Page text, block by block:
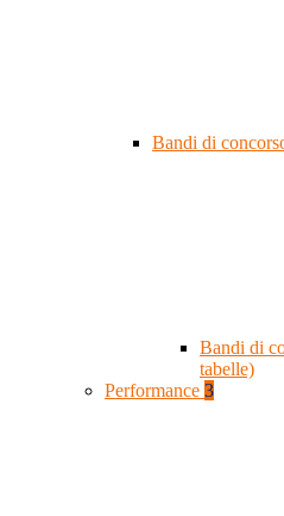
Bandi di
Bandi di
tabelle)
Performance 3